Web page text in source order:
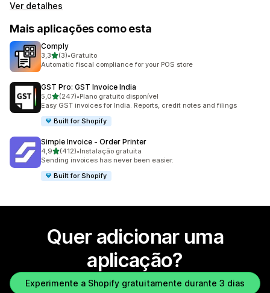
Ver detalhes
Mais aplicações como esta
Comply
3,3de 5 estrelas
(3)
3 total de avaliações
•Gratuito
Automatic fiscal compliance for your POS store
GST Pro: GST Invoice India
5,0de 5 estrelas
(247)
247 total de avaliações
•Plano gratuito disponível
Easy GST invoices for India. Reports, credit notes and filings
Built for Shopify
Simple Invoice ‑ Order Printer
4,9de 5 estrelas
(412)
412 total de avaliações
•Instalação gratuita
Sending invoices has never been easier.
Built for Shopify
Quer adicionar uma
aplicação?
Experimente a Shopify gratuitamente durante 3 dias